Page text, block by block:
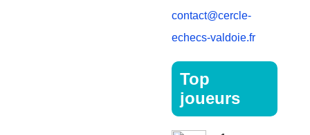
contact@cercle-
echecs-valdoie.fr
Top
joueurs